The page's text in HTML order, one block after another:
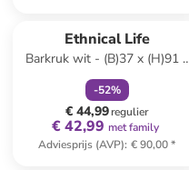
Ethnical Life
Barkruk wit - (B)37 x (H)91 x
(D)41 cm
-52%
€ 44,99regulier
€ 42,99 met family
Adviesprijs (AVP): € 90,00*